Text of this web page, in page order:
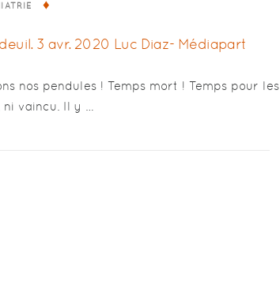
3 avr. 2020 Luc Diaz- Médiapart
nos pendules ! Temps mort ! Temps pour les
ni vaincu. Il y …